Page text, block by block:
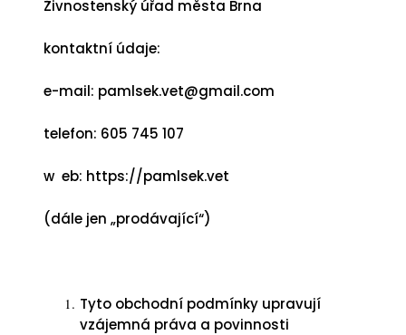
Živnostenský úřad města Brna
kontaktní údaje:
e-mail: pamlsek.vet@gmail.com
telefon: 605 745 107
w eb: https://pamlsek.vet
(dále jen „prodávající“)
Tyto obchodní podmínky upravují
vzájemná práva a povinnosti